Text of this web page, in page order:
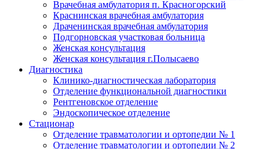
Врачебная амбулатория п. Красногорский
Краснинская врачебная амбулатория
Драченинская врачебная амбулатория
Подгорновская участковая больница
Женская консультация
Женская консультация г.Полысаево
Диагностика
Клинико-диагностическая лаборатория
Отделение функциональной диагностики
Рентгеновское отделение
Эндоскопическое отделение
Стационар
Отделение травматологии и ортопедии № 1
Отделение травматологии и ортопедии № 2